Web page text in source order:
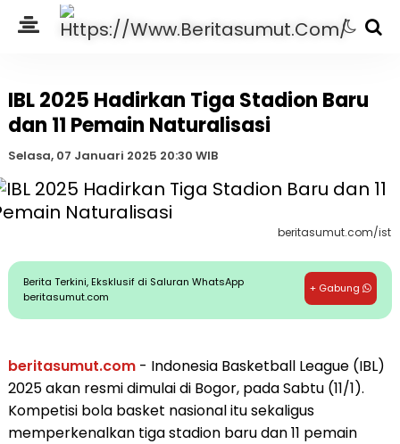
IBL 2025 Hadirkan Tiga Stadion Baru
dan 11 Pemain Naturalisasi
Selasa, 07 Januari 2025 20:30 WIB
beritasumut.com/ist
Berita Terkini, Eksklusif di Saluran WhatsApp
beritasumut.com
+ Gabung
beritasumut.com- Indonesia Basketball League (IBL)
2025 akan resmi dimulai di Bogor, pada Sabtu (11/1).
Kompetisi bola basket nasional itu sekaligus
memperkenalkan tiga stadion baru dan 11 pemain